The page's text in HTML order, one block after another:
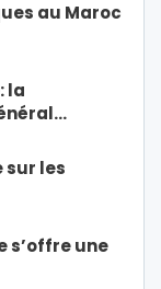
au Maroc
la
sur les
s’offre une